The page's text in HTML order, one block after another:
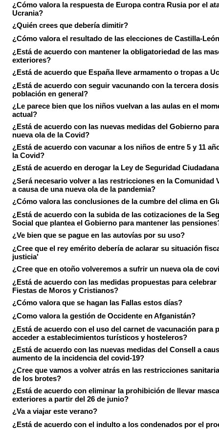
¿Cómo valora la respuesta de Europa contra Rusia por el
Ucrania?
¿Quién crees que debería dimitir?
¿Cómo valora el resultado de las elecciones de Castilla-
¿Está de acuerdo con mantener la obligatoriedad de las
exteriores?
¿Está de acuerdo que España lleve armamento o tropas a
¿Está de acuerdo con seguir vacunando con la tercera
población en general?
¿Le parece bien que los niños vuelvan a las aulas en el
actual?
¿Está de acuerdo con las nuevas medidas del Gobierno
nueva ola de la Covid?
¿Está de acuerdo con vacunar a los niños de entre 5 y 11
la Covid?
¿Está de acuerdo en derogar la Ley de Seguridad
¿Será necesario volver a las restricciones en la Comunidad
a causa de una nueva ola de la pandemia?
¿Cómo valora las conclusiones de la cumbre del clima en
¿Está de acuerdo con la subida de las cotizaciones de la
Social que plantea el Gobierno para mantener las
¿Ve bien que se pague en las autovías por su uso?
¿Cree que el rey emérito debería de aclarar su situación
justicia'
¿Cree que en otoño volveremos a sufrir un nueva ola de
¿Está de acuerdo con las medidas propuestas para celebrar
Fiestas de Moros y Cristianos?
¿Cómo valora que se hagan las Fallas estos días?
¿Como valora la gestión de Occidente en Afganistán?
¿Está de acuerdo con el uso del carnet de vacunación para
acceder a establecimientos turísticos y hosteleros?
¿Está de acuerdo con las nuevas medidas del Consell a
aumento de la incidencia del covid-19?
¿Cree que vamos a volver atrás en las restricciones
de los brotes?
¿Está de acuerdo con eliminar la prohibición de llevar
exteriores a partir del 26 de junio?
¿Va a viajar este verano?
¿Está de acuerdo con el indulto a los condenados por el